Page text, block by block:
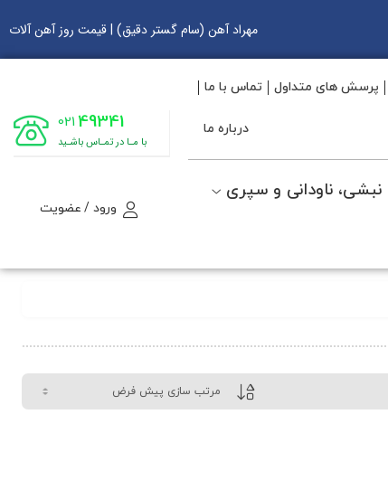
مهراد آهن (سام گستر دقیق) | قیمت روز آهن آلات
پرسش های متداول تماس با ما
درباره ما
نبشی، ناودانی و سپری
49341
021
با مـا در تمـاس باشـید
ورود / عضویت